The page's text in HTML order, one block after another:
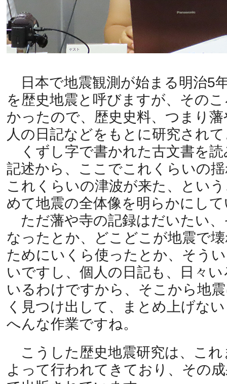
日本で地震観測が始まる明治5
を歴史地震と呼びますが、その
かったので、歴史史料、つまり
人の日記などをもとに研究され
くずし字で書かれた古文書を
記述から、ここでこれくらいの
これくらいの津波が来た、とい
めて地震の全体像を明らかにし
ただ藩や寺の記録はだいたい、
なったとか、どこどこが地震で
ためにいくら使ったとか、そう
いですし、個人の日記も、日々
いるわけですから、そこから地
く見つけ出して、まとめ上げな
へんな作業ですね。
こうした歴史地震研究は、これ
よって行われてきており、その